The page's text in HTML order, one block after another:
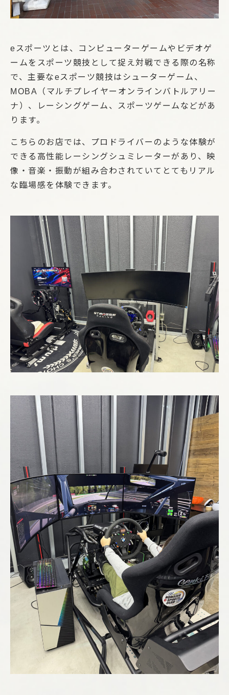
eスポーツとは、コンピューターゲームやビデオゲ
ームをスポーツ競技として捉え対戦できる際の名称
で、主要なeスポーツ競技はシューターゲーム、
MOBA（マルチプレイヤーオンラインバトルアリー
ナ）、レーシングゲーム、スポーツゲームなどがあ
ります。
こちらのお店では、プロドライバーのような体験が
できる高性能レーシングシュミレーターがあり、映
像・音楽・振動が組み合わされていてとてもリアル
な臨場感を体験できます。